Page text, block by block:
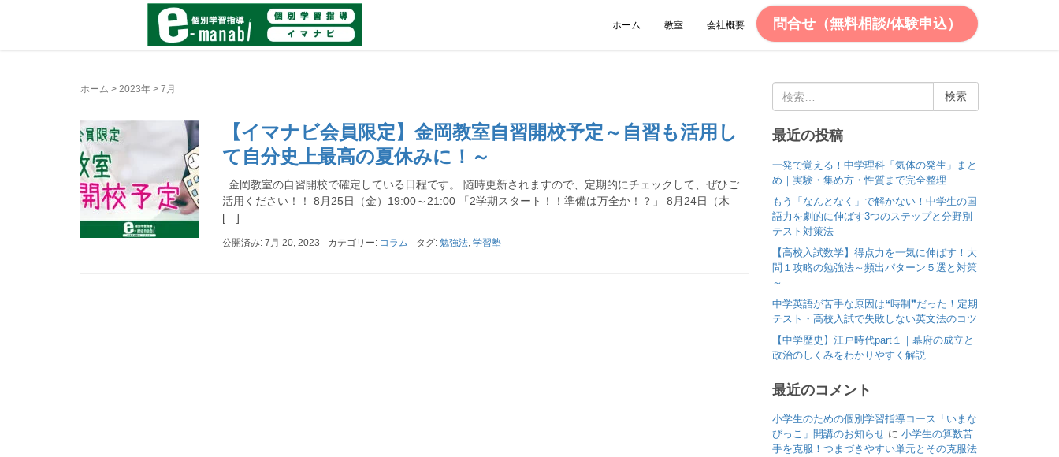
ホーム 教室 会社概要 問合せ（無料相談/体験申込）
ホーム > 2023年 > 7月
【イマナビ会員限定】金岡教室自習開校予定～自習も活用し
て自分史上最高の夏休みに！～
金岡教室の自習開校で確定している日程です。 随時更新されますので、定期的にチェックして、ぜひご
活用ください！！ 8月25日（金）19:00～21:00 「2学期スタート！！準備は万全か！？」 8月24日（木
[…]
公開済み: 7月 20, 2023 カテゴリー: コラム タグ: 勉強法 学習塾
最近の投稿
一発で覚える！中学理科「気体の発生」まと
め｜実験・集め方・性質まで完全整理
もう「なんとなく」で解かない！中学生の国
語力を劇的に伸ばす3つのステップと分野別
テスト対策法
【高校入試数学】得点力を一気に伸ばす！大
問１攻略の勉強法～頻出パターン５選と対策
～
中学英語が苦手な原因は❝時制❞だった！定期
テスト・高校入試で失敗しない英文法のコツ
【中学歴史】江戸時代part１｜幕府の成立と
政治のしくみをわかりやすく解説
最近のコメント
小学生のための個別学習指導コース「いまな
びっこ」開講のお知らせに 小学生の算数苦
手を克服！つまづきやすい単元とその克服法